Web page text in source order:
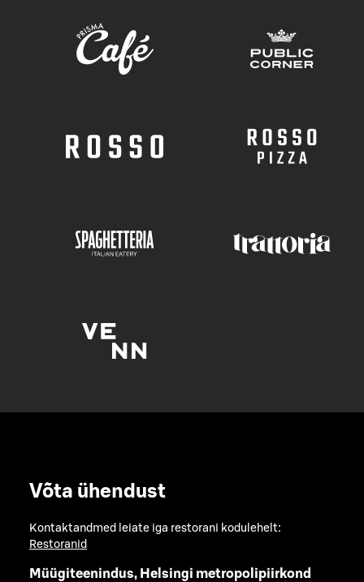
Võta ühendust
Kontaktandmed leiate iga restorani kodulehelt:
Restoranid
Müügiteenindus, Helsingi metropolipiirkond